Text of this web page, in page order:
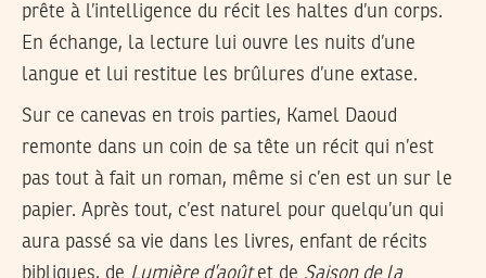
prête à l’intelligence du récit les haltes d’un corps.
En échange, la lecture lui ouvre les nuits d’une
langue et lui restitue les brûlures d’une extase.
Sur ce canevas en trois parties, Kamel Daoud
remonte dans un coin de sa tête un récit qui n’est
pas tout à fait un roman, même si c’en est un sur le
papier. Après tout, c’est naturel pour quelqu’un qui
aura passé sa vie dans les livres, enfant de récits
bibliques, de Lumière d’aoûtet de Saison de la